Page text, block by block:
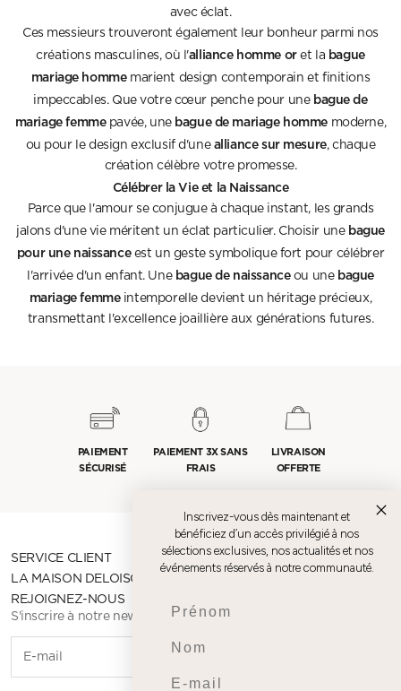
avec éclat.
Ces messieurs trouveront également leur bonheur parmi nos
créations masculines, où l'alliance homme oret la bague
mariage hommemarient design contemporain et finitions
impeccables. Que votre cœur penche pour une bague de
mariage femmepavée, une bague de mariage homme moderne,
ou pour le design exclusif d'une alliance sur mesure, chaque
création célèbre votre promesse.
Célébrer la Vie et la Naissance
Parce que l'amour se conjugue à chaque instant, les grands
jalons d'une vie méritent un éclat particulier. Choisir une bague
pour une naissanceest un geste symbolique fort pour célébrer
l'arrivée d'un enfant. Une bague de naissanceou une bague
mariage femmeintemporelle devient un héritage précieux,
transmettant l'excellence joaillière aux générations futures.
PAIEMENT
SÉCURISÉ
PAIEMENT 3X SANS
FRAIS
LIVRAISON
OFFERTE
SERVICE CLIENT
LA MAISON DELOISON
REJOIGNEZ-NOUS
S'inscrire à notre newsletter
Inscrivez-vous dès maintenant et
bénéficiez d’un accès privilégié à nos
sélections exclusives, nos actualités et nos
événements réservés à notre communauté.
Prenom